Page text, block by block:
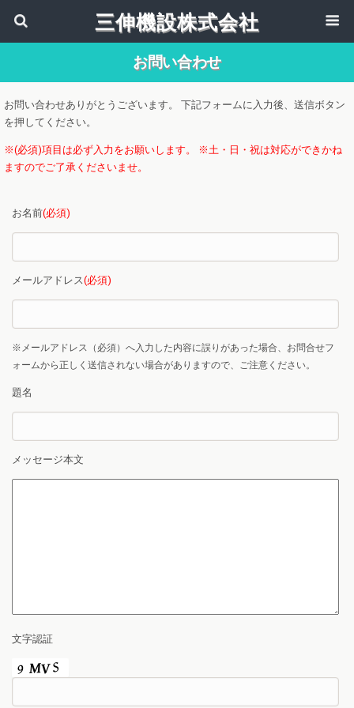
三伸機設株式会社
お問い合わせ
お問い合わせありがとうございます。
下記フォームに入力後、送信ボタン
を押してください。
※(必須)項目は必ず入力をお願いします。
※土・日・祝は対応ができかね
ますのでご了承くださいませ。
お名前(必須)
メールアドレス(必須)
※メールアドレス（必須）へ入力した内容に誤りがあった場合、お問合せフ
ォームから正しく送信されない場合がありますので、ご注意ください。
題名
メッセージ本文
文字認証